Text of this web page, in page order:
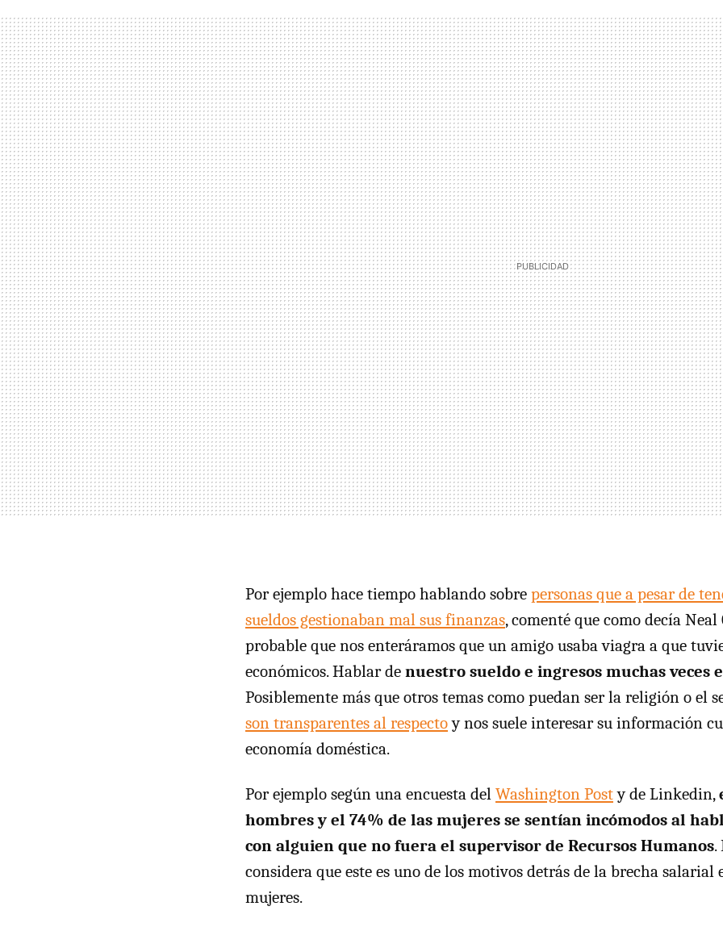
Por ejemplo hace tiempo hablando sobre personas que a pesar de
sueldos gestionaban mal sus finanzas, comenté que como decía Neal
probable que nos enteráramos que un amigo usaba viagra a que
económicos. Hablar de nuestro sueldo e ingresos muchas veces
Posiblemente más que otros temas como puedan ser la religión o el
son transparentes al respectoy nos suele interesar su información
economía doméstica.
Por ejemplo según una encuesta del Washington Posty de Linkedin,
hombres y el 74% de las mujeres se sentían incómodos al
con alguien que no fuera el supervisor de Recursos Humanos.
considera que este es uno de los motivos detrás de la brecha salarial
mujeres.